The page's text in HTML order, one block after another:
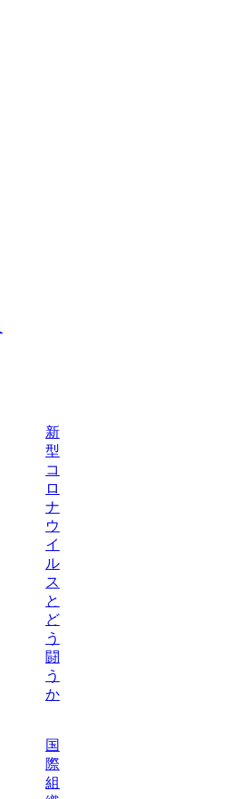
新
型
コ
ロ
ナ
ウ
イ
ル
ス
と
ど
う
闘
う
か
国
際
組